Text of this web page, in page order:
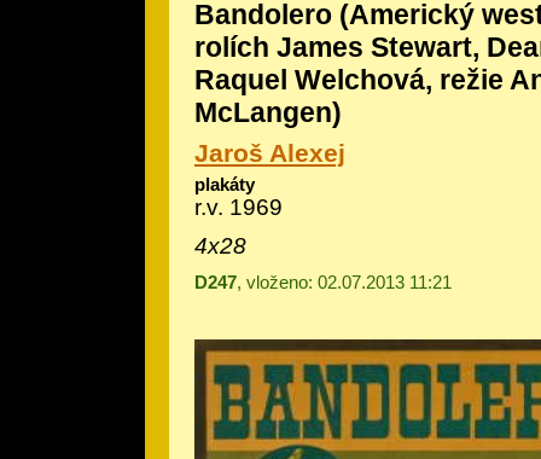
Bandolero (Americký
rolích James Stewart,
Raquel Welchová, režie
McLangen)
Jaroš Alexej
plakáty
r.v. 1969
4x28
D247, vloženo: 02.07.2013 11:21